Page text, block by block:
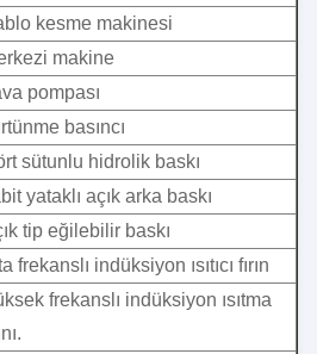
kesme makinesi
makine
pompası
basıncı
sütunlu hidrolik baskı
yataklı açık arka baskı
tip eğilebilir baskı
frekanslı indüksiyon ısıtıcı fırın
frekanslı indüksiyon ısıtma